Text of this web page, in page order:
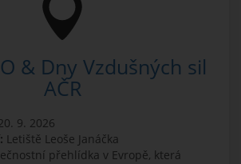
& Dny Vzdušných sil
AČR
9. 2026
Letiště Leoše Janáčka
přehlídka v Evropě, která